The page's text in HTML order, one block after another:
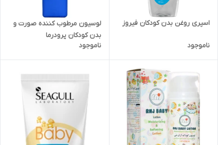
اسپری روغن بدن کودکان فیروز
ناموجود
لوسیون مرطوب کننده صورت و
بدن کودکان پرودرما
ناموجود